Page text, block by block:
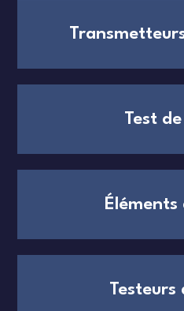
Test
Testeurs